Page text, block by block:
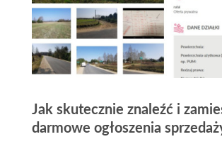
Jak skutecznie znaleźć i
darmowe ogłoszenia